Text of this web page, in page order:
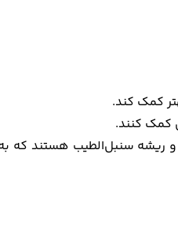
کمک کند.
کنند.
ریشه سنبل‌الطیب هستند که